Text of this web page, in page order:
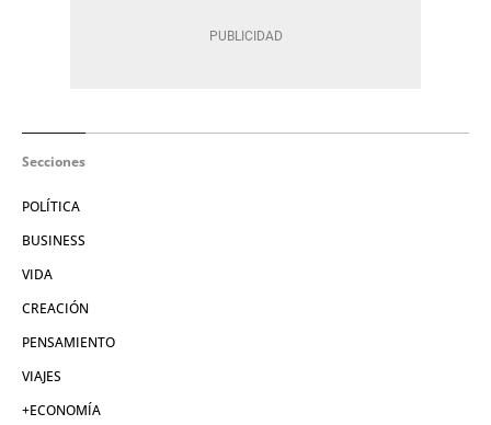
Secciones
POLÍTICA
BUSINESS
VIDA
CREACIÓN
PENSAMIENTO
VIAJES
+ECONOMÍA